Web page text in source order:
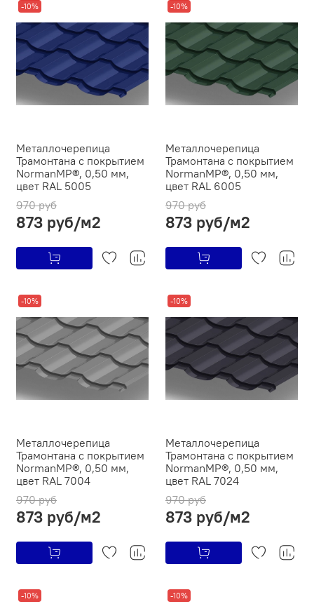
-10%
Металлочерепица
Трамонтана с покрытием
NormanMP®, 0,50 мм,
цвет RAL 5005
970 руб
873 руб/м2
-10%
Металлочерепица
Трамонтана с покрытием
NormanMP®, 0,50 мм,
цвет RAL 6005
970 руб
873 руб/м2
-10%
Металлочерепица
Трамонтана с покрытием
NormanMP®, 0,50 мм,
цвет RAL 7004
970 руб
873 руб/м2
-10%
Металлочерепица
Трамонтана с покрытием
NormanMP®, 0,50 мм,
цвет RAL 7024
970 руб
873 руб/м2
-10% -10%